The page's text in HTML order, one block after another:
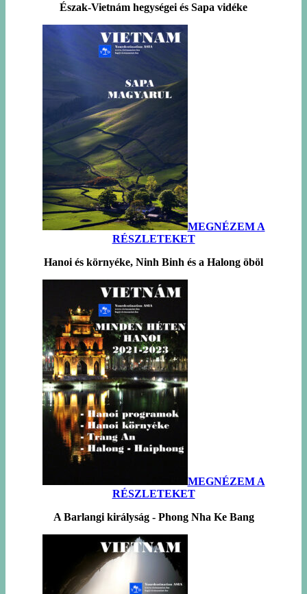
Észak-Vietnám hegységei és Sapa vidéke
MEGNÉZEM A
RÉSZLETEKET
Hanoi és környéke, Ninh Binh és a Halong öböl
MEGNÉZEM A
RÉSZLETEKET
A Barlangi királyság - Phong Nha Ke Bang